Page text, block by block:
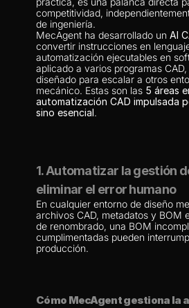
competitividad,
de ingeniería.
MecAgent ha desarrollado un AI
convertir instrucciones en
automatización ejecutables en
aplicado a varios programas
diseñado para escalar a otros
mecánico. Estas son las 5 áreas
automatización CAD impulsada
sino esencial.
1. Automatizar la gestión
eliminar el error humano
En cualquier entorno de diseño
archivos CAD, metadatos y BOM
de renombrado, una BOM
cumplimentadas pueden
producción.
Cómo MecAgent gestiona la